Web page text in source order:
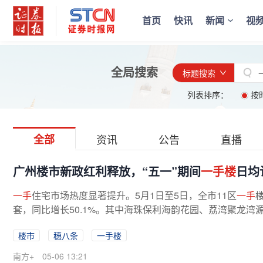
首页 快讯 新闻 视
全局搜索
标题搜索
列表排序：
按
全部 资讯 公告 直播
广州楼市新政红利释放，“五一”期间一手楼日
一手住宅市场热度显著提升。5月1日至5日，全市11区一手
套，同比增长50.1%。其中海珠保利海韵花园、荔湾聚龙湾
楼市 穗八条
一手楼
南方+
05-06 13:21